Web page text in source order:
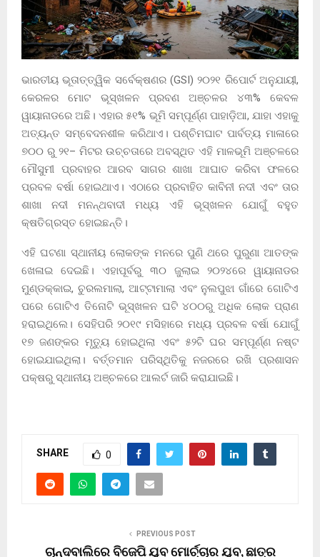
ଭାରତୀୟ ଭୂତାତ୍ତ୍ୱିକ ସର୍ବେକ୍ଷଣର (GSI) ୨୦୨୧ ରିପୋର୍ଟ ଅନୁଯାୟୀ,
କେରଳର ମୋଟ ଭୂସ୍ଖଳନ ପ୍ରବଣ ଅଞ୍ଚଳର ୪୩% କେବଳ
ୱାୟାନାଡରେ ଅଛି। ଏହାର ୫୧% ଭୂମି ସମ୍ପୂର୍ଣ୍ଣ ପାହାଡ଼ିଆ, ଯାହା ଏହାକୁ
ଅତ୍ୟନ୍ତ ସମ୍ବେଦନଶୀଳ କରିଥାଏ। ପଶ୍ଚିମଘାଟ ପାର୍ବତ୍ୟ ମାଳାରେ
୭୦୦ ରୁ ୨୧– ମିଟର ଉଚ୍ଚତାରେ ଅବସ୍ଥିତ ଏହି ମାଳଭୂମି ଅଞ୍ଚଳରେ
ମୌସୁମୀ ପ୍ରବାହର ଆରବ ସାଗର ଶାଖା ଆଘାତ କରିବା ଫଳରେ
ପ୍ରବଳ ବର୍ଷା ହୋଇଥାଏ। ଏଠାରେ ପ୍ରବାହିତ କାବିନୀ ନଦୀ ଏବଂ ତାର
ଶାଖା ନଦୀ ମନନ୍ଥବାଦୀ ମଧ୍ୟ ଏହି ଭୂସ୍ଖଳନ ଯୋଗୁଁ ବହୁତ
କ୍ଷତିଗ୍ରସ୍ତ ହୋଇଛନ୍ତି।
ଏହି ଘଟଣା ସ୍ଥାନୀୟ ଲୋକଙ୍କ ମନରେ ପୁଣି ଥରେ ପୁରୁଣା ଆତଙ୍କ
ଖେଳାଇ ଦେଇଛି। ଏହାପୂର୍ବରୁ ୩୦ ଜୁଲାଇ ୨୦୨୪ରେ ୱାୟାନାଡର
ମୁଣ୍ଡକ୍କାଇ, ଚୁରଲମାଲା, ଆଟ୍ଟାମାଲା ଏବଂ ନୁଲପୁଝା ଗାଁରେ ଗୋଟିଏ
ପରେ ଗୋଟିଏ ତିନୋଟି ଭୂସ୍ଖଳନ ଘଟି ୪୦୦ରୁ ଅଧିକ ଲୋକ ପ୍ରାଣ
ହରାଇଥିଲେ। ସେହିପରି ୨୦୧୯ ମସିହାରେ ମଧ୍ୟ ପ୍ରବଳ ବର୍ଷା ଯୋଗୁଁ
୧୭ ଜଣଙ୍କର ମୃତ୍ୟୁ ହୋଇଥିଲା ଏବଂ ୫୨ଟି ଘର ସମ୍ପୂର୍ଣ୍ଣ ନଷ୍ଟ
ହୋଇଯାଇଥିଲା। ବର୍ତ୍ତମାନ ପରିସ୍ଥିତିକୁ ନଜରରେ ରଖି ପ୍ରଶାସନ
ପକ୍ଷରୁ ସ୍ଥାନୀୟ ଅଞ୍ଚଳରେ ଆଲର୍ଟ ଜାରି କରାଯାଇଛି।
SHARE 0
PREVIOUS POST
ଚାନ୍ଦବାଲିରେ ବିଜେପି ଯୁବ ମୋର୍ଚ୍ଚାର ଯୁବ, ଛାତ୍ର